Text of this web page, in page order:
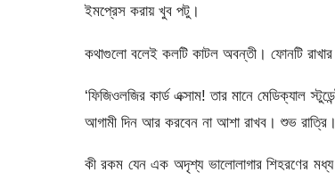
ইমপ্রেস করায় খুব পটু।
কথাগুলো বলেই কলটি কাটল অবন্তী। ফোনটি
‘ফিজিওলজির কার্ড এক্সাম! তার মানে মেডিক্যাল
আগামী দিন আর করবেন না আশা রাখব। শুভ
কী রকম যেন এক অদৃশ্য ভালোলাগার শিহরণের